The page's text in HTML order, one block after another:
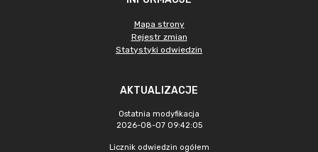
Mapa strony
Rejestr zmian
Statystyki odwiedzin
AKTUALIZACJE
Ostatnia modyfikacja
2026-08-07 09:42:05
Licznik odwiedzin ogółem